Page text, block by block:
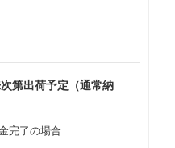
第出荷予定（通常納
完了の場合